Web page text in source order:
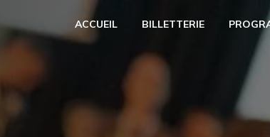
ACCUEIL BILLETTERIE